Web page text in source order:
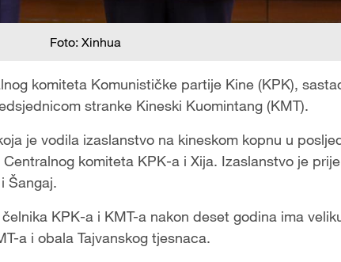
Foto: Xinhua
komiteta Komunističke partije Kine (KPK),
stranke Kineski Kuomintang (KMT).
je vodila izaslanstvo na kineskom kopnu u
komiteta KPK-a i Xija. Izaslanstvo je
Šangaj.
KPK-a i KMT-a nakon deset godina ima
a i obala Tajvanskog tjesnaca.